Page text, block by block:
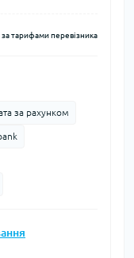
за тарифами перевізника
за рахунком